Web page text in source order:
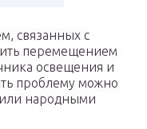
связанных с
перемещением
освещения и
проблему можно
народными